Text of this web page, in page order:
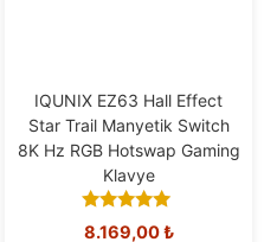
IQUNIX EZ63 Hall Effect
Star Trail Manyetik Switch
8K Hz RGB Hotswap Gaming
Klavye
5.00
8.169,00₺